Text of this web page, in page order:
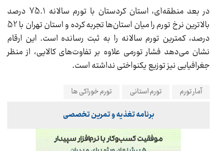
در بعد منطقه‌ای، استان کردستان با تورم سالانه 75.1 درصد
بالاترین نرخ تورم را میان استان‌ها تجربه کرده و استان تهران با 52
درصد، کمترین تورم سالانه را به ثبت رسانده است. این ارقام
نشان می‌دهد فشار تورمی علاوه بر تفاوت‌های کالایی، از منظر
جغرافیایی نیز توزیع یکنواختی نداشته است.
آمار تورم تورم استانی تورم خوراکی ها
برنامه تغذیه و تمرین تخصصی